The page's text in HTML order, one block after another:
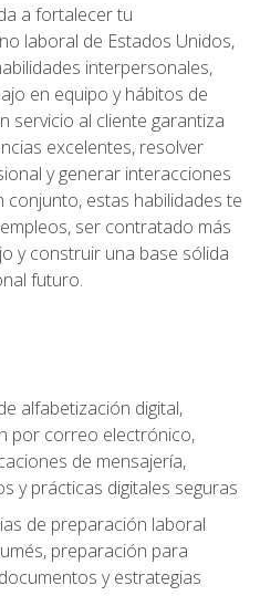
a fortalecer tu
laboral de Estados Unidos,
interpersonales,
en equipo y hábitos de
servicio al cliente garantiza
excelentes, resolver
y generar interacciones
conjunto, estas habilidades te
ser contratado más
y construir una base sólida
futuro.
alfabetización digital,
por correo electrónico,
de mensajería,
y prácticas digitales seguras
de preparación laboral
preparación para
y estrategias